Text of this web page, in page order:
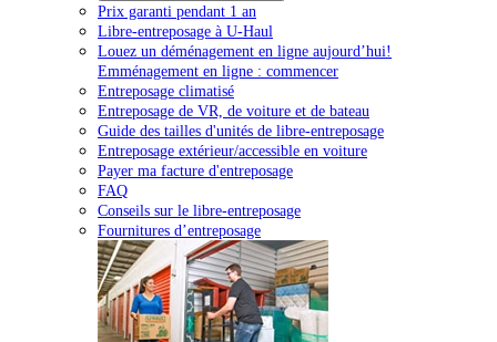
Prix garanti pendant 1 an
Libre-entreposage à U-Haul
Louez un déménagement en ligne aujourd’hui!
Emménagement en ligne : commencer
Entreposage climatisé
Entreposage de VR, de voiture et de bateau
Guide des tailles d'unités de libre-entreposage
Entreposage extérieur/accessible en voiture
Payer ma facture d'entreposage
FAQ
Conseils sur le libre-entreposage
Fournitures d’entreposage